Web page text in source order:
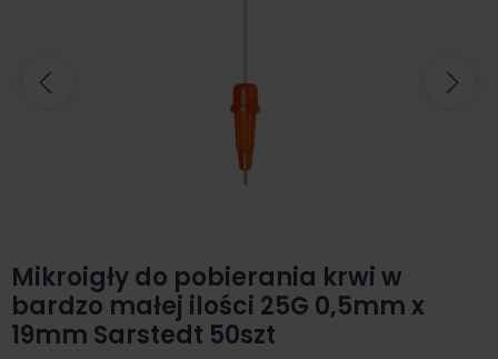
Poprzedni
Mikroigły do pobierania krwi w
bardzo małej ilości 25G 0,5mm x
19mm Sarstedt 50szt